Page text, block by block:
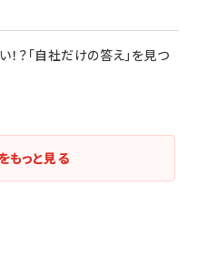
？「自社だけの答え」を見つ
もっと見る